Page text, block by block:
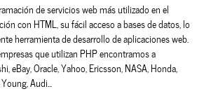
de servicios web más utilizado en el
con HTML, su fácil acceso a bases de datos, lo
herramienta de desarrollo de aplicaciones web.
que utilizan PHP encontramos a
eBay, Oracle, Yahoo, Ericsson, NASA, Honda,
Audi...